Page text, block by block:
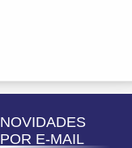
NOVIDADES
POR E-MAIL